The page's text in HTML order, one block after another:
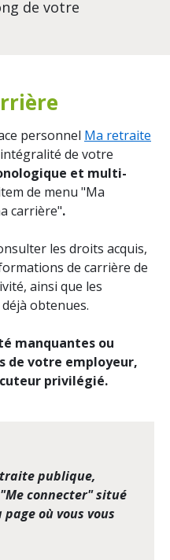
de votre
personnel Ma retraite
de votre
et multi-
de menu "Ma
carrière".
les droits acquis,
de carrière de
ainsi que les
obtenues.
manquantes ou
de votre employeur,
privilégié.
publique,
connecter" situé
où vous vous